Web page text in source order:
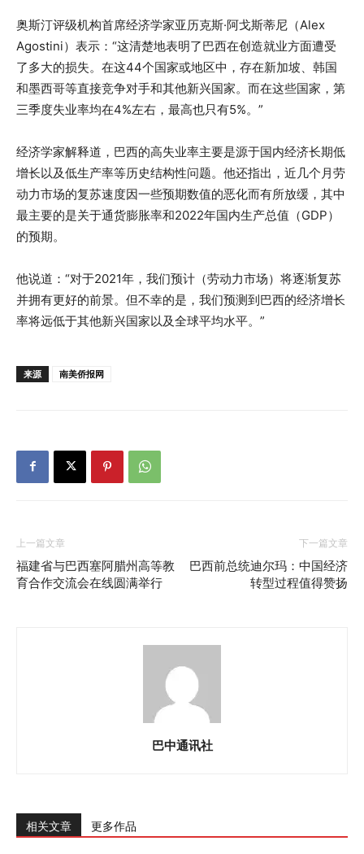
奥斯汀评级机构首席经济学家亚历克斯·阿戈斯蒂尼（Alex
Agostini）表示：“这清楚地表明了巴西在创造就业方面遭受
了多大的损失。在这44个国家或地区中，存在新加坡、韩国
和墨西哥等直接竞争对手和其他新兴国家。而在这些国家，第
三季度失业率均在4%左右，最高也只有5%。”
经济学家解释道，巴西的高失业率主要是源于国内经济长期低
增长以及低生产率等历史结构性问题。他还指出，近几个月劳
动力市场的复苏速度因一些预期数值的恶化而有所放缓，其中
最主要的是关于通货膨胀率和2022年国内生产总值（GDP）
的预期。
他说道：“对于2021年，我们预计（劳动力市场）将逐渐复苏
并拥有更好的前景。但不幸的是，我们预测到巴西的经济增长
率将远低于其他新兴国家以及全球平均水平。”
来源 南美侨报网
上一篇文章
福建省与巴西塞阿腊州高等教
育合作交流会在线圆满举行
下一篇文章
巴西前总统迪尔玛：中国经济
转型过程值得赞扬
巴中通讯社
相关文章 更多作品